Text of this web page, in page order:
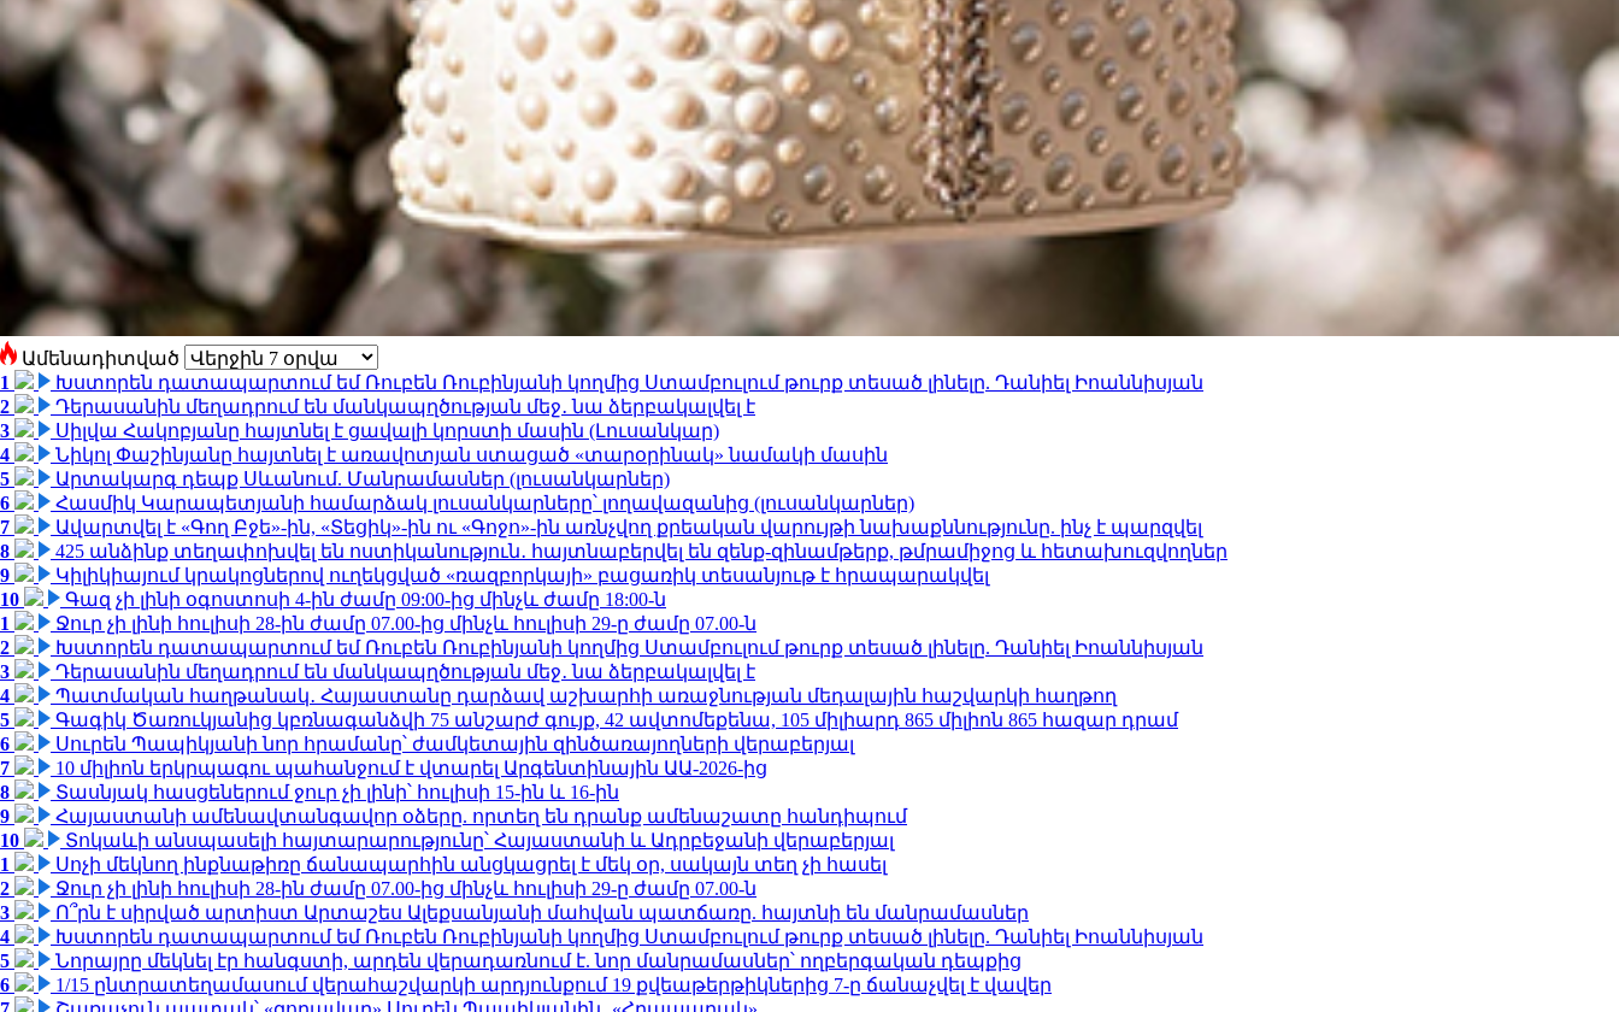
Ամենադիտված
1
Խստորեն դատապարտում եմ Ռուբեն Ռուբինյանի կողմից Ստամբուլում թուրք տեսած լինելը. Դանիել Իոաննիսյան
2
Դերասանին մեղադրում են մանկապղծության մեջ․ նա ձերբակալվել է
3
Սիլվա Հակոբյանը հայտնել է ցավալի կորստի մասին (Լուսանկար)
4
Նիկոլ Փաշինյանը հայտնել է առավոտյան ստացած «տարօրինակ» նամակի մասին
5
Արտակարգ դեպք Սևանում. Մանրամասներ (լուսանկարներ)
6
Հասմիկ Կարապետյանի համարձակ լուսանկարները՝ լողավազանից (լուսանկարներ)
7
Ավարտվել է «Գող Բջե»-ին, «Տեցիկ»-ին ու «Գոջո»-ին առնչվող քրեական վարույթի նախաքննությունը. ինչ է պարզվել
8
425 անձինք տեղափոխվել են ոստիկանություն․ հայտնաբերվել են զենք-զինամթերք, թմրամիջոց և հետախուզվողներ
9
Կիլիկիայում կրակոցներով ուղեկցված «ռազբորկայի» բացառիկ տեսանյութ է հրապարակվել
10
Գազ չի լինի օգոստոսի 4-ին ժամը 09:00-ից մինչև ժամը 18:00-ն
1
Ջուր չի լինի հուլիսի 28-ին ժամը 07.00-ից մինչև հուլիսի 29-ը ժամը 07.00-ն
2
Խստորեն դատապարտում եմ Ռուբեն Ռուբինյանի կողմից Ստամբուլում թուրք տեսած լինելը. Դանիել Իոաննիսյան
3
Դերասանին մեղադրում են մանկապղծության մեջ․ նա ձերբակալվել է
4
Պատմական հաղթանակ․ Հայաստանը դարձավ աշխարհի առաջնության մեդալային հաշվարկի հաղթող
5
Գագիկ Ծառուկյանից կբռնագանձվի 75 անշարժ գույք, 42 ավտոմեքենա, 105 միլիարդ 865 միլիոն 865 հազար դրամ
6
Սուրեն Պապիկյանի նոր հրամանը՝ ժամկետային զինծառայողների վերաբերյալ
7
10 միլիոն երկրպագու պահանջում է վտարել Արգենտինային ԱԱ-2026-ից
8
Տասնյակ հասցեներում ջուր չի լինի՝ հուլիսի 15-ին և 16-ին
9
Հայաստանի ամենավտանգավոր օձերը. որտեղ են դրանք ամենաշատը հանդիպում
10
Տոկաևի անսպասելի հայտարարությունը՝ Հայաստանի և Ադրբեջանի վերաբերյալ
1
Սոչի մեկնող ինքնաթիռը ճանապարհին անցկացրել է մեկ օր, սակայն տեղ չի հասել
2
Ջուր չի լինի հուլիսի 28-ին ժամը 07.00-ից մինչև հուլիսի 29-ը ժամը 07.00-ն
3
Ո՞րն է սիրված արտիստ Արտաշես Ալեքսանյանի մահվան պատճառը. հայտնի են մանրամասներ
4
Խստորեն դատապարտում եմ Ռուբեն Ռուբինյանի կողմից Ստամբուլում թուրք տեսած լինելը. Դանիել Իոաննիսյան
5
Նորայրը մեկնել էր հանգստի, արդեն վերադառնում է. նոր մանրամասներ՝ ողբերգական դեպքից
6
1/15 ընտրատեղամասում վերահաշվարկի արդյունքում 19 քվեաթերթիկներից 7-ը ճանաչվել է վավեր